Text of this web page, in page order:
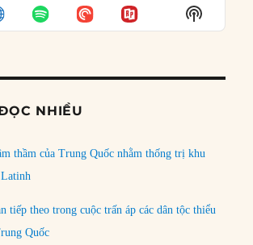
EPISODES
LIST
Show
Podcast
NHIỀU
thầm của Trung Quốc nhằm thống trị khu
tiếp theo trong cuộc trấn áp các dân tộc thiểu
Quốc